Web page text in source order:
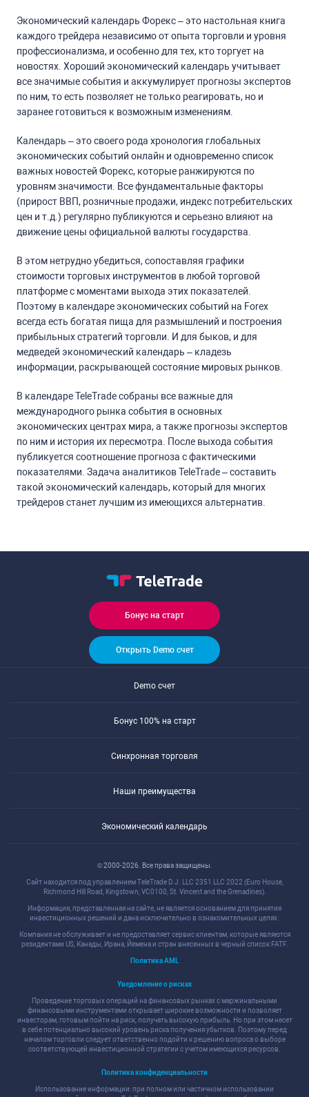
Экономический календарь Форекс – это настольная книга
каждого трейдера независимо от опыта торговли и уровня
профессионализма, и особенно для тех, кто торгует на
новостях. Хороший экономический календарь учитывает
все значимые события и аккумулирует прогнозы экспертов
по ним, то есть позволяет не только реагировать, но и
заранее готовиться к возможным изменениям.
Календарь – это своего рода хронология глобальных
экономических событий онлайн и одновременно список
важных новостей Форекс, которые ранжируются по
уровням значимости. Все фундаментальные факторы
(прирост ВВП, розничные продажи, индекс потребительских
цен и т.д.) регулярно публикуются и серьезно влияют на
движение цены официальной валюты государства.
В этом нетрудно убедиться, сопоставляя графики
стоимости торговых инструментов в любой торговой
платформе с моментами выхода этих показателей.
Поэтому в календаре экономических событий на Forex
всегда есть богатая пища для размышлений и построения
прибыльных стратегий торговли. И для быков, и для
медведей экономический календарь – кладезь
информации, раскрывающей состояние мировых рынков.
В календаре TeleTrade собраны все важные для
международного рынка события в основных
экономических центрах мира, а также прогнозы экспертов
по ним и история их пересмотра. После выхода события
публикуется соотношение прогноза с фактическими
показателями. Задача аналитиков TeleTrade – составить
такой экономический календарь, который для многих
трейдеров станет лучшим из имеющихся альтернатив.
Бонус на старт
Открыть Demo счет
Demo счет
Бонус 100% на старт
Синхронная торговля
Наши преимущества
Экономический календарь
© 2000-2026. Все права защищены.
Сайт находится под управлением TeleTrade D.J. LLC 2351 LLC 2022 (Euro House,
Richmond Hill Road, Kingstown, VC0100, St. Vincent and the Grenadines).
Информация, представленная на сайте, не является основанием для принятия
инвестиционных решений и дана исключительно в ознакомительных целях.
Компания не обслуживает и не предоставляет сервис клиентам, которые являются
резидентами US, Канады, Ирана, Йемена и стран внесенных в черный список FATF.
Политика AML
Уведомление о рисках
Проведение торговых операций на финансовых рынках с маржинальными
финансовыми инструментами открывает широкие возможности и позволяет
инвесторам, готовым пойти на риск, получать высокую прибыль. Но при этом несет
в себе потенциально высокий уровень риска получения убытков. Поэтому перед
началом торговли следует ответственно подойти к решению вопроса о выборе
соответствующей инвестиционной стратегии с учетом имеющихся ресурсов.
Политика конфиденциальности
Использование информации: при полном или частичном использовании